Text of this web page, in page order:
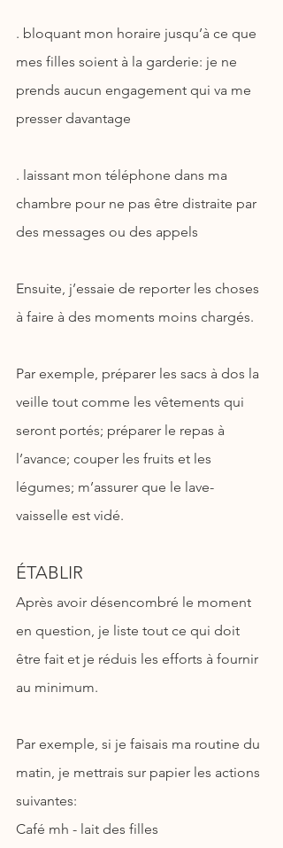
. bloquant mon horaire jusqu’à ce que
mes filles soient à la garderie: je ne
prends aucun engagement qui va me
presser davantage
. laissant mon téléphone dans ma
chambre pour ne pas être distraite par
des messages ou des appels
Ensuite, j’essaie de reporter les choses
à faire à des moments moins chargés.
Par exemple, préparer les sacs à dos la
veille tout comme les vêtements qui
seront portés; préparer le repas à
l’avance; couper les fruits et les
légumes; m’assurer que le lave-
vaisselle est vidé.
ÉTABLIR
Après avoir désencombré le moment
en question, je liste tout ce qui doit
être fait et je réduis les efforts à fournir
au minimum.
Par exemple, si je faisais ma routine du
matin, je mettrais sur papier les actions
suivantes:
Café mh - lait des filles